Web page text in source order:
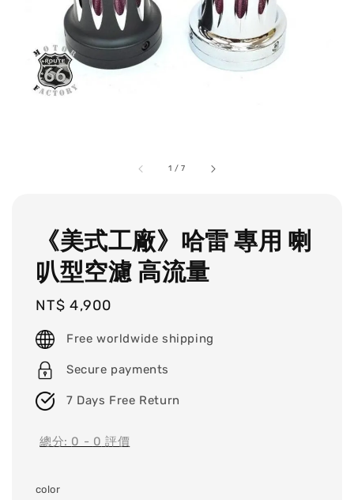
1 /7
《美式工廠》哈雷 專用 喇
叭型空濾 高流量
Regular
price
NT$ 4,900
Free worldwide shipping
Secure payments
7 Days Free Return
總分: 0 - 0 評價
color